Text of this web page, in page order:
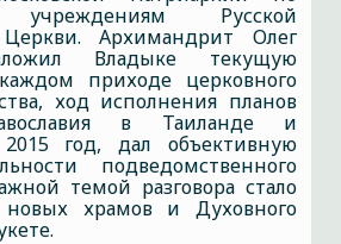
учреждениям Русской
Церкви. Архимандрит Олег
Владыке текущую
приходе церковного
ход исполнения планов
в Таиланде и
год, дал объективную
подведомственного
темой разговора стало
новых храмов и Духовного